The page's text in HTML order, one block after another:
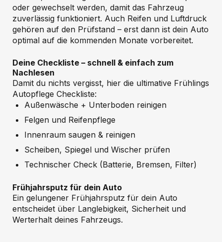
oder gewechselt werden, damit das Fahrzeug
zuverlässig funktioniert. Auch Reifen und Luftdruck
gehören auf den Prüfstand – erst dann ist dein Auto
optimal auf die kommenden Monate vorbereitet.
Deine Checkliste – schnell & einfach zum
Nachlesen
Damit du nichts vergisst, hier die ultimative Frühlings
Autopflege Checkliste:
Außenwäsche + Unterboden reinigen
Felgen und Reifenpflege
Innenraum saugen & reinigen
Scheiben, Spiegel und Wischer prüfen
Technischer Check (Batterie, Bremsen, Filter)
Frühjahrsputz für dein Auto
Ein gelungener Frühjahrsputz für dein Auto
entscheidet über Langlebigkeit, Sicherheit und
Werterhalt deines Fahrzeugs.